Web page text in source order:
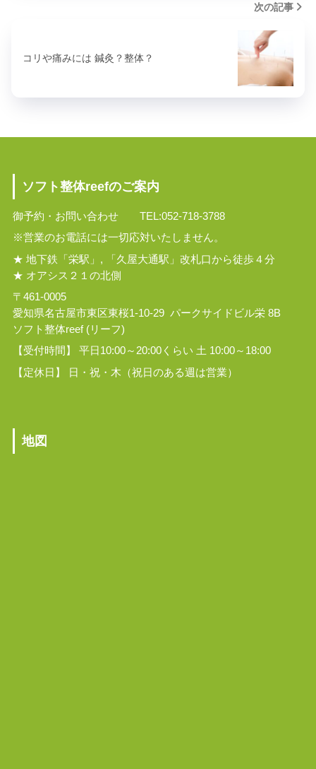
次の記事
コリや痛みには 鍼灸？整体？
ソフト整体reefのご案内
御予約・お問い合わせ TEL:052-718-3788
※営業のお電話には一切応対いたしません。
★ 地下鉄「栄駅」, 「久屋大通駅」改札口から徒歩４分
★ オアシス２１の北側
〒461-0005
愛知県名古屋市東区東桜1-10-29 パークサイドビル栄 8B
ソフト整体reef (リーフ)
【受付時間】 平日10:00～20:00くらい 土 10:00～18:00
【定休日】 日・祝・木（祝日のある週は営業）
地図